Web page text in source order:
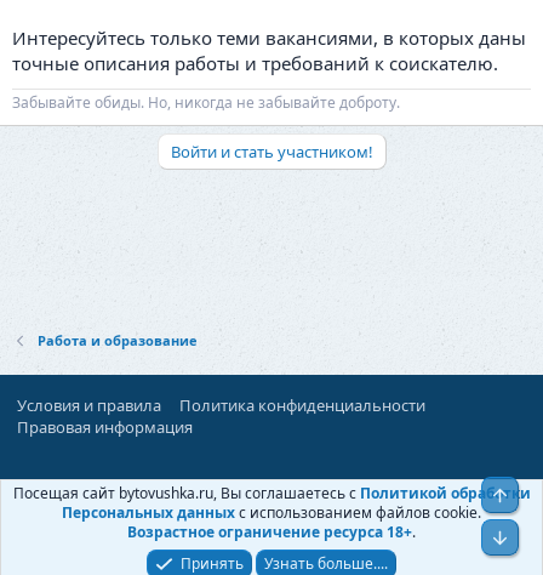
Интересуйтесь только теми вакансиями, в которых даны
точные описания работы и требований к соискателю.
Забывайте обиды. Но, никогда не забывайте доброту.
Войти и стать участником!
Работа и образование
Условия и правила
Политика конфиденциальности
Правовая информация
При поддержке:«Ностальгист»
© Бытовушка, 2025-2026
Посещая сайт bytovushka.ru, Вы соглашаетесь с Политикой обработки
Персональных данныхс использованием файлов cookie.
Возрастное ограничение ресурса 18+.
Принять
Узнать больше....
Верх